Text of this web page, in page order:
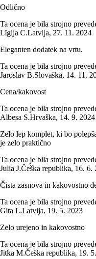
Odlično
Ta ocena je bila strojno
Līgija C.Latvija, 27. 11. 2024
Eleganten dodatek na vrtu.
Ta ocena je bila strojno
Jaroslav B.Slovaška, 14. 11.
Cena/kakovost
Ta ocena je bila strojno
Albesa S.Hrvaška, 14. 9. 2024
Zelo lep komplet, ki bo
je zelo praktično
Ta ocena je bila strojno
Julia J.Češka republika, 16. 6.
Čista zasnova in kakovostno
Ta ocena je bila strojno
Gita L.Latvija, 19. 5. 2023
Zelo urejeno in kakovostno
Ta ocena je bila strojno
Jitka M.Češka republika, 19.